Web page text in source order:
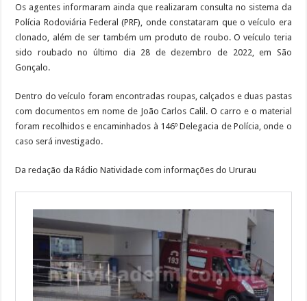
Os agentes informaram ainda que realizaram consulta no sistema da
Polícia Rodoviária Federal (PRF), onde constataram que o veículo era
clonado, além de ser também um produto de roubo. O veículo teria
sido roubado no último dia 28 de dezembro de 2022, em São
Gonçalo.
Dentro do veículo foram encontradas roupas, calçados e duas pastas
com documentos em nome de João Carlos Calil. O carro e o material
foram recolhidos e encaminhados à 146º Delegacia de Polícia, onde o
caso será investigado.
Da redação da Rádio Natividade com informações do Ururau